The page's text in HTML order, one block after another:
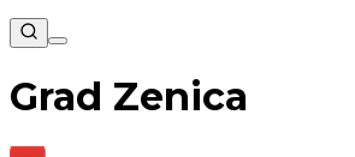
Grad Zenica